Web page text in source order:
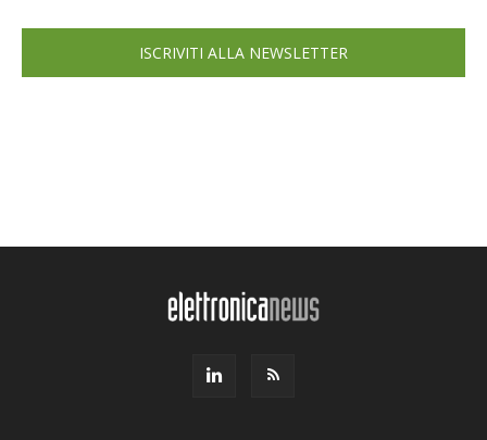
ISCRIVITI ALLA NEWSLETTER